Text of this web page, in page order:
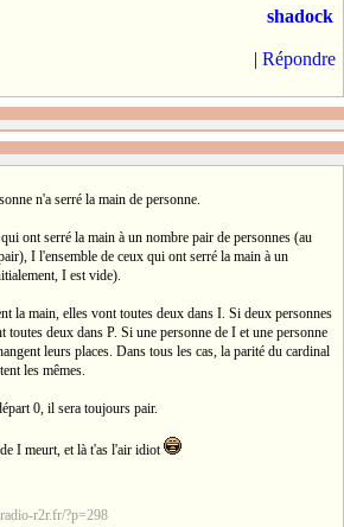
shadock
| Répondre
n'a serré la main de personne.
ont serré la main à un nombre pair de personnes (au
I l'ensemble de ceux qui ont serré la main à un
I est vide).
la main, elles vont toutes deux dans I. Si deux personnes
toutes deux dans P. Si une personne de I et une personne
leurs places. Dans tous les cas, la parité du cardinal
les mêmes.
0, il sera toujours pair.
I meurt, et là t'as l'air idiot
r2r.fr/?p=298